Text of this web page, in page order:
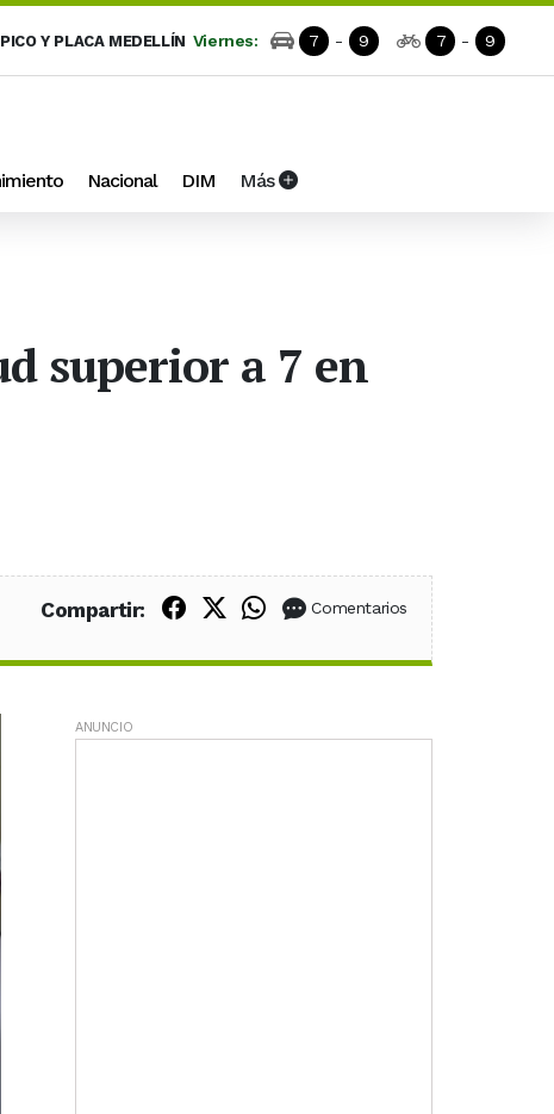
PICO Y PLACA MEDELLÍN Viernes: 7 - 9 7 - 9
Nacional DIM Más
superior a 7 en
Compartir: Compartir en Facebook
Compartir en X (Twitter)
Compartir en WhatsApp
Comentarios
ANUNCIO